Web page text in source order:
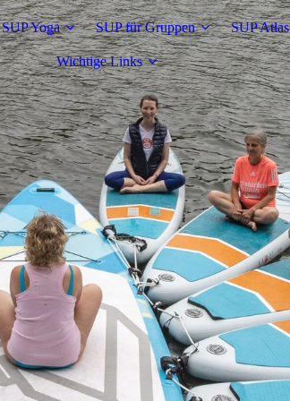
SUP Yoga SUP für Gruppen SUP Atlas
Wichtige Links